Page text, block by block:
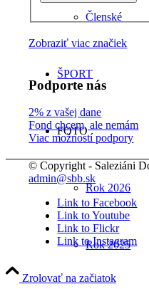
Členské
ŠPORT
FOTO
Rok 2026
Rok 2025
Zobraziť viac značiek
Podporte nás
2% z vašej dane
Fond chcem, ale nemám
Viac možností podpory
© Copyright - Saleziáni
admin@sbb.sk
Link to Facebook
Link to Youtube
Link to Flickr
Link to Instagram
Zrolovať na začiatok